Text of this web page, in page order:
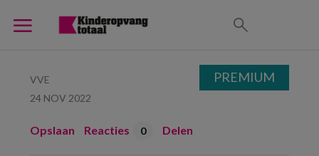
VVE
24 NOV 2022
Opslaan Reacties 0 Delen
PREMIUM